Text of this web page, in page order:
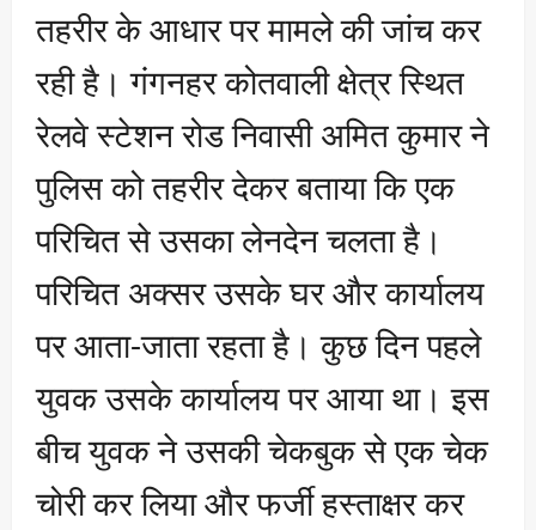
तहरीर के आधार पर मामले की जांच कर
रही है। गंगनहर कोतवाली क्षेत्र स्थित
रेलवे स्टेशन रोड निवासी अमित कुमार ने
पुलिस को तहरीर देकर बताया कि एक
परिचित से उसका लेनदेन चलता है।
परिचित अक्सर उसके घर और कार्यालय
पर आता-जाता रहता है। कुछ दिन पहले
युवक उसके कार्यालय पर आया था। इस
बीच युवक ने उसकी चेकबुक से एक चेक
चोरी कर लिया और फर्जी हस्ताक्षर कर